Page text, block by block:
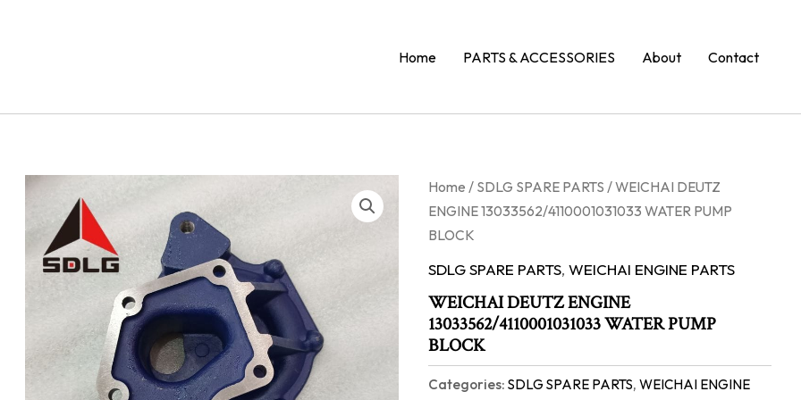
Home PARTS & ACCESSORIES About Contact
Home / SDLG SPARE PARTS / WEICHAI DEUTZ
ENGINE 13033562/4110001031033 WATER PUMP
BLOCK
SDLG SPARE PARTS, WEICHAI ENGINE PARTS
WEICHAI DEUTZ ENGINE
13033562/4110001031033 WATER PUMP
BLOCK
Categories: SDLG SPARE PARTS, WEICHAI ENGINE